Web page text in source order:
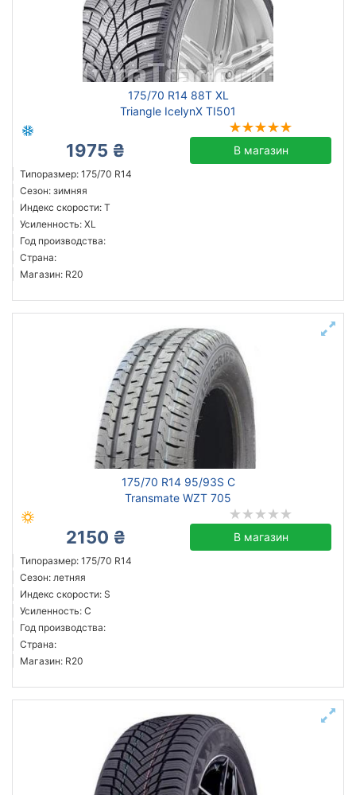
175/70 R14 88T XL
Triangle IcelynX TI501
1975 ₴ В магазин
Типоразмер: 175/70 R14
Сезон: зимняя
Индекс скорости: T
Усиленность: XL
Год производства:
Страна:
Магазин: R20
175/70 R14 95/93S C
Transmate WZT 705
2150 ₴ В магазин
Типоразмер: 175/70 R14
Сезон: летняя
Индекс скорости: S
Усиленность: C
Год производства:
Страна:
Магазин: R20